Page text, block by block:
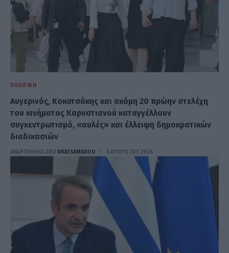
ΠΟΛΙΤΙΚΉ
Αυγερινός, Κοκοτσάκης και ακόμη 20 πρώην στελέχη
του κινήματος Καρυστιανού καταγγέλλουν
συγκεντρωτισμό, «αυλές» και έλλειψη δημοκρατικών
διαδικασιών
ΑΝΑΡΤΗΘΗΚΕ ΑΠΟ DKATSAMADOU 5 ΑΥΓΟΎΣΤΟΥ 2026